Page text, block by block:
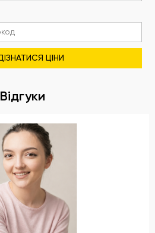
Відгуки